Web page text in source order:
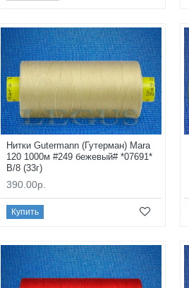
Нитки Gutermann (Гутерман) Mara
120 1000м #249 бежевый# *07691*
B/8 (33г)
390.00р.
Купить